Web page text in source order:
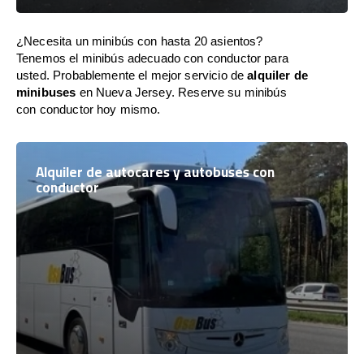
¿Necesita un minibús con hasta 20 asientos?
Tenemos el minibús adecuado con conductor para
usted. Probablemente el mejor servicio dealquiler de
minibuses en Nueva Jersey. Reserve su minibús
con conductor hoy mismo.
Alquiler de autocares y autobuses con
conductor